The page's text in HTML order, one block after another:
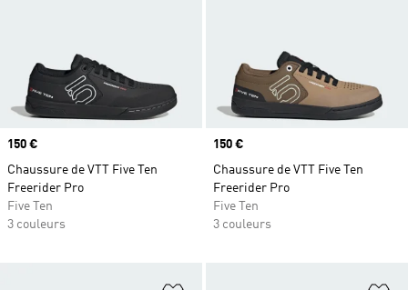
Prix
150 €
Chaussure de VTT Five Ten
Freerider Pro
Five Ten
3 couleurs
Prix
150 €
Chaussure de VTT Five Ten
Freerider Pro
Five Ten
3 couleurs